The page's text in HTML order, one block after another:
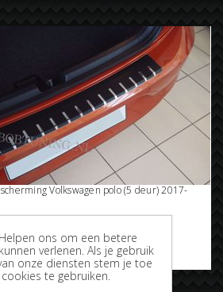
Volkswagen polo (5 deur) 2017-
€104,95
ons om een betere
verlenen. Als je gebruik
onze diensten stem je toe
te gebruiken.